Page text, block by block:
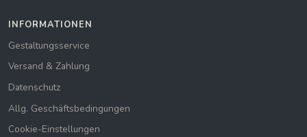
INFORMATIONEN
Gestaltungsservice
Versand & Zahlung
Datenschutz
Allg. Geschäftsbedingungen
Cookie-Einstellungen